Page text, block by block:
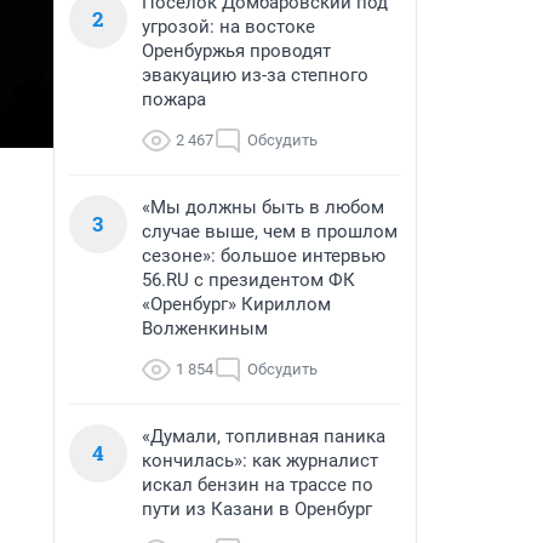
2
угрозой: на востоке
Оренбуржья проводят
эвакуацию из-за степного
пожара
2 467 Обсудить
3
«Мы должны быть в любом
случае выше, чем в прошлом
сезоне»: большое интервью
56.RU с президентом ФК
«Оренбург» Кириллом
Волженкиным
1 854 Обсудить
4
«Думали, топливная паника
кончилась»: как журналист
искал бензин на трассе по
пути из Казани в Оренбург